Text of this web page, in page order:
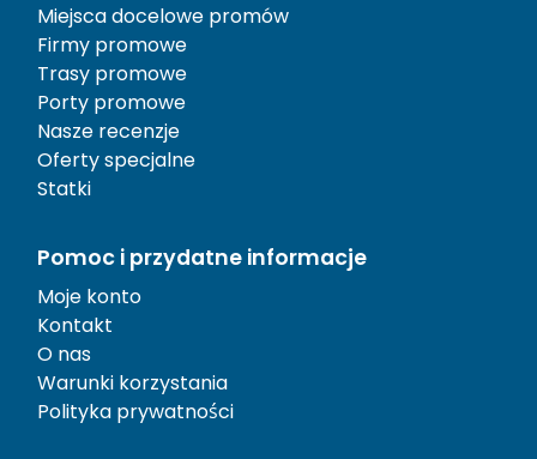
Miejsca docelowe promów
Firmy promowe
Trasy promowe
Porty promowe
Nasze recenzje
Oferty specjalne
Statki
Pomoc i przydatne informacje
Moje konto
Kontakt
O nas
Warunki korzystania
Polityka prywatności